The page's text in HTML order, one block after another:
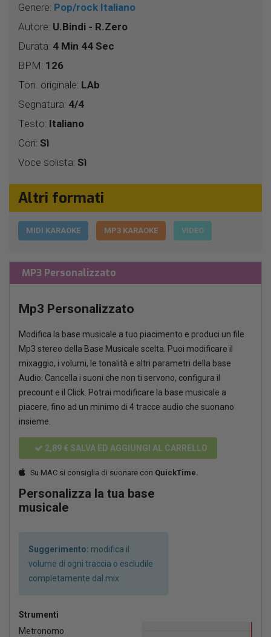
Genere: Pop/rock Italiano
Autore: U.Bindi - R.Zero
Durata: 4 Min 44 Sec
BPM: 126
Ton. originale: LAb
Segnatura: 4/4
Testo: Italiano
Cori: Sì
Voce solista: Sì
Altri formati
MIDI KARAOKE MP3 KARAOKE VIDEO
MP3 Personalizzato
Mp3 Personalizzato
Modifica la base musicale a tuo piacimento e produci un file
Mp3 stereo della Base Musicale scelta. Puoi modificare il
mixaggio, i volumi, le tonalità e altri parametri della base
Audio. Cancella i suoni che non ti servono, configura il
precount e il Click. Potrai modificare la base musicale a
piacere, fino ad un minimo di 4 tracce audio che suonano
insieme.
2,89 € SALVA ED AGGIUNGI AL CARRELLO
Su MAC si consiglia di suonare con QuickTime.
Personalizza la tua base
musicale
Suggerimento: modifica il
volume di ogni traccia o escludile
completamente dal mix
Strumenti
Metronomo